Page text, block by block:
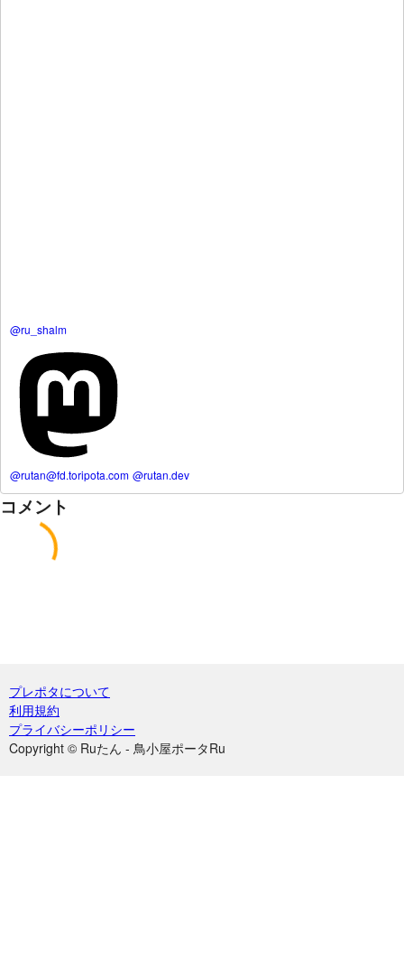
@ru_shalm
@rutan@fd.toripota.com @rutan.dev
コメント
プレポタについて
利用規約
プライバシーポリシー
Copyright © Ruたん - 鳥小屋ポータRu